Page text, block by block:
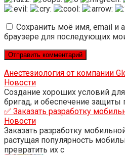
Сохранить моё имя, email и
браузере для последующих
Анестезиология от компании
Новости
Создание хороших условий
бригад, и обеспечение
✅ Заказать разработку
Новости
Заказать разработку
растущая популярность
превратить их с